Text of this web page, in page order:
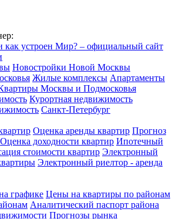
как устроен Мир? – официальный сайт
Новостройки Новой Москвы
Жилые комплексы Апартаменты
Москвы и Подмосковья
Курортная недвижимость
Санкт-Петербург
Оценка аренды квартир Прогноз
Оценка доходности квартир Ипотечный
стоимости квартир Электронный
Электронный риелтор - аренда
графике Цены на квартиры по районам
Аналитический паспорт района
Прогнозы рынка